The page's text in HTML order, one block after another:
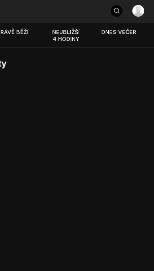
BĚŽÍ
NEJBLIŽŠÍ
4 HODINY
DNES VEČER